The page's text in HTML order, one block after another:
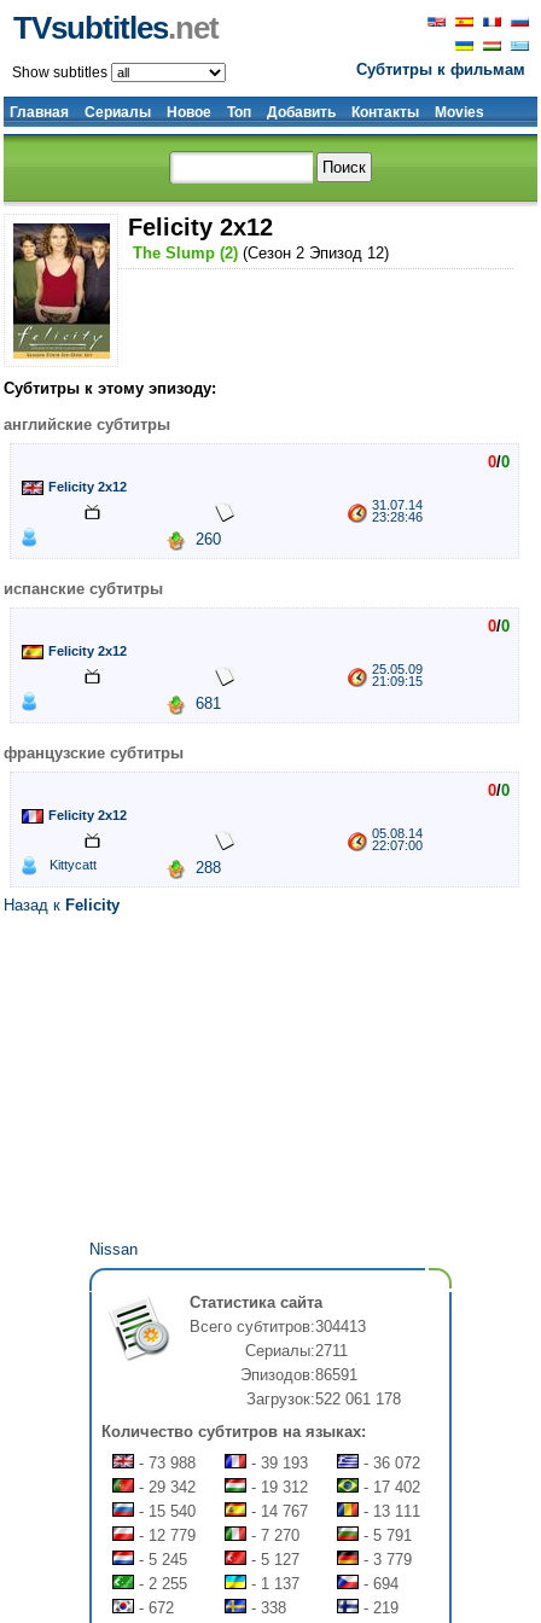
Субтитры к фильмам
TVsubtitles.net
Главная Сериалы Новое Топ Добавить Контакты Movies
Show subtitles
Felicity 2x12
The Slump (2) (Сезон 2 Эпизод 12)
Субтитры к этому эпизоду:
английские субтитры
0/0
Felicity 2x12
31.07.14
23:28:46
260
испанские субтитры
0/0
Felicity 2x12
25.05.09
21:09:15
681
французские субтитры
0/0
Felicity 2x12
05.08.14
22:07:00
Kittycatt
288
Назад к Felicity
Nissan
Статистика сайта
Всего субтитров:304413
Сериалы:2711
Эпизодов:86591
Загрузок:522 061 178
Количество субтитров на языках:
- 73 988
- 39 193
- 36 072
- 29 342
- 19 312
- 17 402
- 15 540
- 14 767
- 13 111
- 12 779
- 7 270
- 5 791
- 5 245
- 5 127
- 3 779
- 2 255
- 1 137
- 694
- 672
- 338 - 219